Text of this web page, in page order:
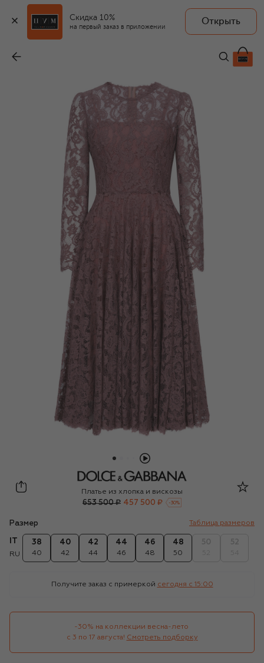
Скидка 10%
на первый заказ в приложении
Открыть
457 500 ₽
Dolce & Gabbana
Платье из хлопка и вискозы
653 500 ₽ 457 500 ₽ -30%
Размер Таблица размеров
RU
38
40
40
42
42
44
44
46
46
48
48
50
Получите заказ с примеркой сегодня c 15:00
-30% на коллекции весна-лето
с 3 по 17 августа! Смотреть подборку